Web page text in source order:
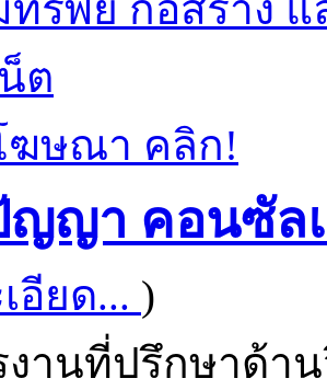
ต
ฆษณา คลิก!
ญญา คอนซัล
อียด... )
งานที่ปรึกษาด้า